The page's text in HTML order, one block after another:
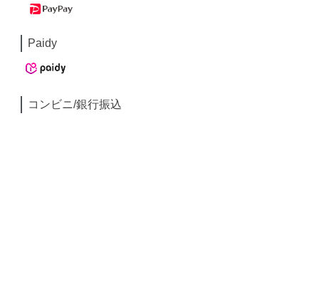
Paidy
コンビニ/銀行振込